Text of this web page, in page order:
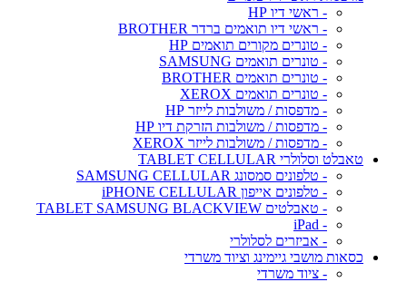
- ראשי דיו HP
- ראשי דיו תואמים ברדר BROTHER
- טונרים מקורים תואמים HP
- טונרים תואמים SAMSUNG
- טונרים תואמים BROTHER
- טונרים תואמים XEROX
- מדפסות / משולבות לייזר HP
- מדפסות / משולבות הזרקת דיו HP
- מדפסות / משולבות לייזר XEROX
טאבלט וסלולרי TABLET CELLULAR
- טלפונים סמסונג SAMSUNG CELLULAR
- טלפונים אייפון iPHONE CELLULAR
- טאבלטים TABLET SAMSUNG BLACKVIEW
- iPad
- אביזרים לסלולרי
כסאות מושבי גיימינג וציוד משרדי
- ציוד משרדי